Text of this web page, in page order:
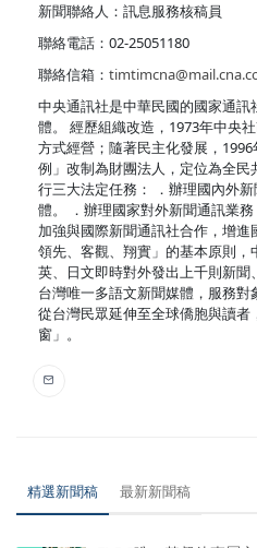
新聞聯絡人：訊息服務核稿員
聯絡電話：02-25051180
聯絡信箱：
中央通訊社是中華民國的國家通
體。 經歷組織改造，1973年中央
方式經營；隨著民主化發展，
例」改制為財團法人，定位為全
行三大法定任務： ．辦理國內外
體。 ．辦理國家對外新聞通訊業
加強與國際新聞通訊社合作，增進
領先、客觀、翔實」的基本原則，
英、日文即時對外發出上千則新
台灣唯一多語文新聞媒體，服務對
從台灣民眾延伸至全球僑胞與讀
窗」。
精選新聞稿 最新新聞稿